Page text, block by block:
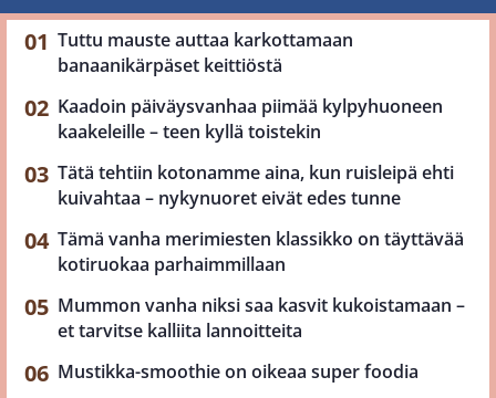
Tuttu mauste auttaa karkottamaan
banaanikärpäset keittiöstä
Kaadoin päiväysvanhaa piimää kylpyhuoneen
kaakeleille – teen kyllä toistekin
Tätä tehtiin kotonamme aina, kun ruisleipä ehti
kuivahtaa – nykynuoret eivät edes tunne
Tämä vanha merimiesten klassikko on täyttävää
kotiruokaa parhaimmillaan
Mummon vanha niksi saa kasvit kukoistamaan –
et tarvitse kalliita lannoitteita
Mustikka-smoothie on oikeaa super foodia